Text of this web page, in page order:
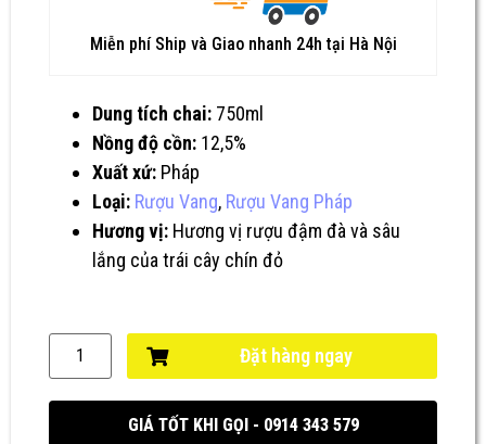
Miễn phí Ship và Giao nhanh 24h tại Hà Nội
Dung tích chai: 750ml
Nồng độ cồn: 12,5%
Xuất xứ: Pháp
Loại: Rượu Vang, Rượu Vang Pháp
Hương vị: Hương vị rượu đậm đà và sâu
lắng của trái cây chín đỏ
Đặt hàng ngay
GIÁ TỐT KHI GỌI - 0914 343 579